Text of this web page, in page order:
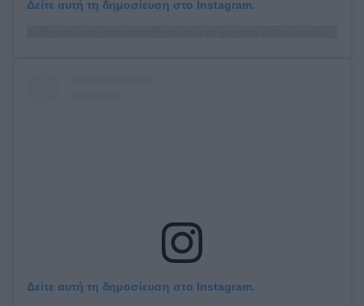
Δείτε αυτή τη δημοσίευση στο Instagram.
Δείτε αυτή τη δημοσίευση στο Instagram.